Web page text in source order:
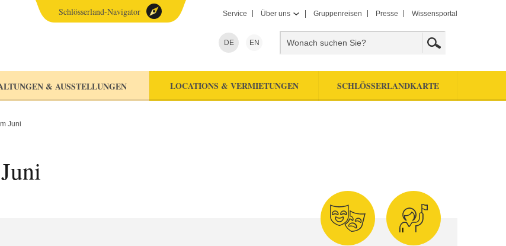
Service Über uns Gruppenreisen Presse Wissensportal
DE EN
& AUSSTELLUNGEN LOCATIONS & VERMIETUNGEN SCHLÖSSERLANDKARTE
Schlösserland-Navigator
Juni